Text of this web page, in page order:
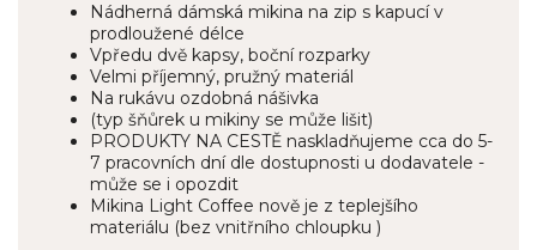
Nádherná dámská mikina na zip s kapucí v
prodloužené délce
Vpředu dvě kapsy, boční rozparky
Velmi příjemný, pružný materiál
Na rukávu ozdobná nášivka
(typ šňůrek u mikiny se může lišit)
PRODUKTY NA CESTĚ naskladňujeme cca do 5-
7 pracovních dní dle dostupnosti u dodavatele -
může se i opozdit
Mikina Light Coffee nově je z teplejšího
materiálu (bez vnitřního chloupku )